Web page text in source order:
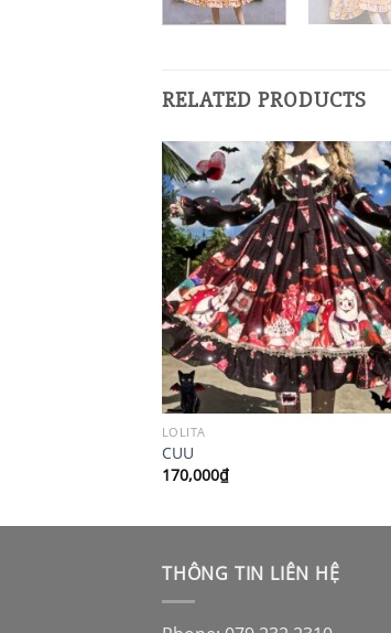
RELATED PRODUCTS
LOLITA
CUU
170,000₫
THÔNG TIN LIÊN HỆ